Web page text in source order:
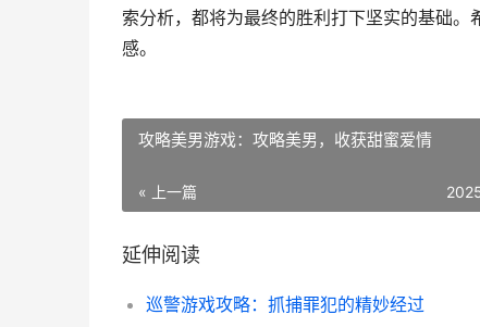
索分析，都将为最终的胜利打下坚实的基础
感。
攻略美男游戏：攻略美男，收获甜蜜爱情
« 上一篇
延伸阅读
巡警游戏攻略：抓捕罪犯的精妙经过